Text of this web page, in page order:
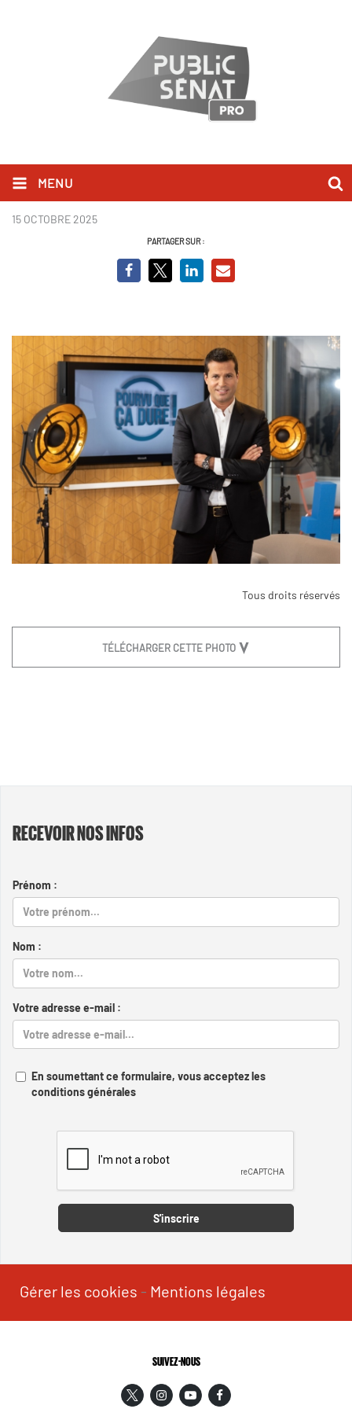
MENU
David Jacquot - PQCD
15 OCTOBRE 2025
PARTAGER SUR :
Tous droits réservés
TÉLÉCHARGER CETTE PHOTO
RECEVOIR NOS INFOS
Prénom :
Nom :
Votre adresse e-mail :
En soumettant ce formulaire, vous acceptez les
conditions générales
S'inscrire
Gérer les cookies - Mentions légales
SUIVEZ-NOUS